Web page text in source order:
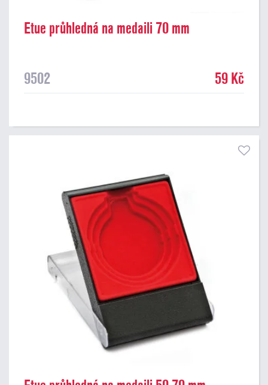
Etue průhledná na medaili 70 mm
9502 59 Kč